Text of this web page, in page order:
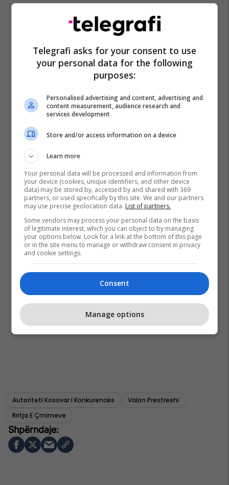
Autoriteti Kosovar I Konkurencës
Valon Prestreshi
Rritja E Çmimeve
Telegrafi asks for your consent to use
your personal data for the following
purposes:
Personalised advertising and content, advertising and
content measurement, audience research and
services development
Store and/or access information on a device
Learn more
Your personal data will be processed and information from
your device (cookies, unique identifiers, and other device
data) may be stored by, accessed by and shared with 369
partners, or used specifically by this site. We and our partners
may use precise geolocation data. List of partners.
Some vendors may process your personal data on the basis
of legitimate interest, which you can object to by managing
your options below. Look for a link at the bottom of this page
or in the site menu to manage or withdraw consent in privacy
and cookie settings.
Consent
Manage options